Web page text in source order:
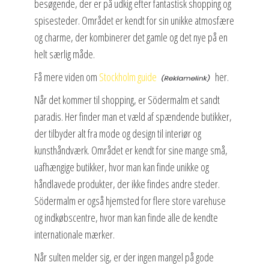
besøgende, der er på udkig efter fantastisk shopping og
spisesteder. Området er kendt for sin unikke atmosfære
og charme, der kombinerer det gamle og det nye på en
helt særlig måde.
Få mere viden om Stockholm guide
her.
Når det kommer til shopping, er Södermalm et sandt
paradis. Her finder man et væld af spændende butikker,
der tilbyder alt fra mode og design til interiør og
kunsthåndværk. Området er kendt for sine mange små,
uafhængige butikker, hvor man kan finde unikke og
håndlavede produkter, der ikke findes andre steder.
Södermalm er også hjemsted for flere store varehuse
og indkøbscentre, hvor man kan finde alle de kendte
internationale mærker.
Når sulten melder sig, er der ingen mangel på gode